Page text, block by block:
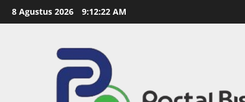
8 Agustus 2026 9:12:22 AM